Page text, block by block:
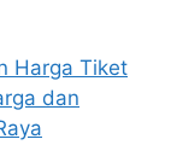
Harga Tiket
dan